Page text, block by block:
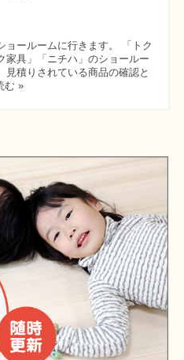
ョールームに行きます。 「トク
家具」「ニチハ」のショールー
見積りされている商品の確認と
む »